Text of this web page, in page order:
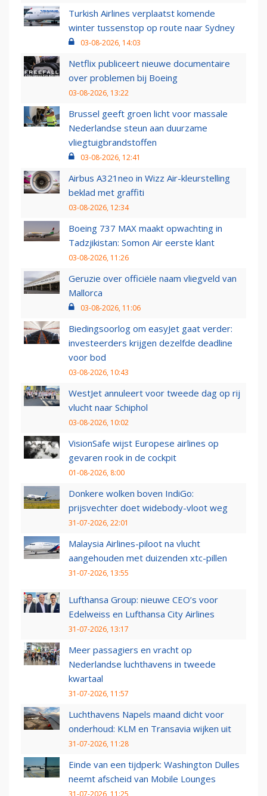
Turkish Airlines verplaatst komende
winter tussenstop op route naar Sydney
03-08-2026, 14:03
Netflix publiceert nieuwe documentaire
over problemen bij Boeing
03-08-2026, 13:22
Brussel geeft groen licht voor massale
Nederlandse steun aan duurzame
vliegtuigbrandstoffen
03-08-2026, 12:41
Airbus A321neo in Wizz Air-kleurstelling
beklad met graffiti
03-08-2026, 12:34
Boeing 737 MAX maakt opwachting in
Tadzjikistan: Somon Air eerste klant
03-08-2026, 11:26
Geruzie over officiële naam vliegveld van
Mallorca
03-08-2026, 11:06
Biedingsoorlog om easyJet gaat verder:
investeerders krijgen dezelfde deadline
voor bod
03-08-2026, 10:43
WestJet annuleert voor tweede dag op rij
vlucht naar Schiphol
03-08-2026, 10:02
VisionSafe wijst Europese airlines op
gevaren rook in de cockpit
01-08-2026, 8:00
Donkere wolken boven IndiGo:
prijsvechter doet widebody-vloot weg
31-07-2026, 22:01
Malaysia Airlines-piloot na vlucht
aangehouden met duizenden xtc-pillen
31-07-2026, 13:55
Lufthansa Group: nieuwe CEO’s voor
Edelweiss en Lufthansa City Airlines
31-07-2026, 13:17
Meer passagiers en vracht op
Nederlandse luchthavens in tweede
kwartaal
31-07-2026, 11:57
Luchthavens Napels maand dicht voor
onderhoud: KLM en Transavia wijken uit
31-07-2026, 11:28
Einde van een tijdperk: Washington Dulles
neemt afscheid van Mobile Lounges
31-07-2026, 11:25